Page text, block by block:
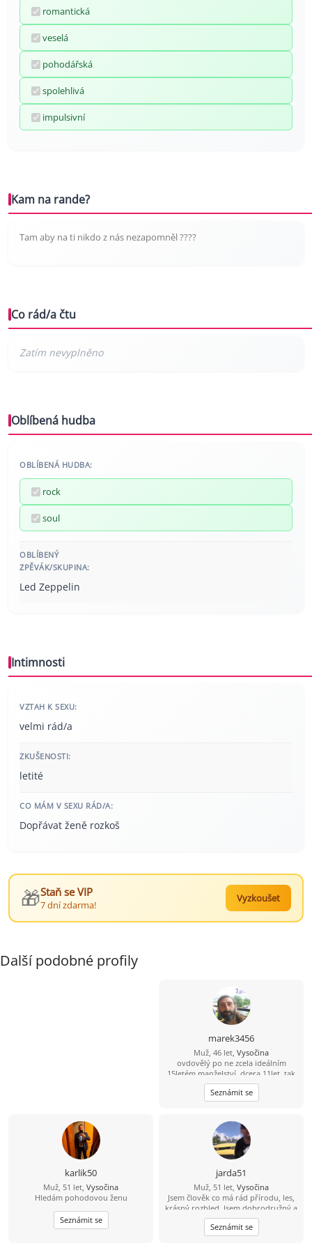
romantická
veselá
pohodářská
spolehlivá
impulsivní
Kam na rande?
Tam aby na ti nikdo z nás nezapomněl ????
Co rád/a čtu
Oblíbená hudba
OBLÍBENÁ HUDBA:
rock
soul
OBLÍBENÝ
ZPĚVÁK/SKUPINA:
Led Zeppelin
Intimnosti
VZTAH K SEXU:
velmi rád/a
ZKUŠENOSTI:
letité
CO MÁM V SEXU RÁD/A:
Dopřávat ženě rozkoš
🎁Staň se VIP
7 dní zdarma!
Vyzkoušet
Další podobné profily
marek3456
Muž, 46 let, Vysočina
ovdovělý po ne zcela ideálním
15letém manželství, dcera 11let, tak
trochu alternativně a pronárodně
smýšlející, tj. fráze konzum a úspěch
již se mě tak úplně netýkají, přírodu
pobytu se zcela vázán necítím,
uvítám ženu trochu otevřené mysli
Seznámit se
karlik50
Muž, 51 let, Vysočina
Hledám pohodovou ženu
Seznámit se
jarda51
Muž, 51 let, Vysočina
Jsem člověk co má rád přírodu, les,
krásný rozhled. Jsem dobrodružný a
mám rád nové věci. Hledám k sobě
ženu na vztah.
Seznámit se